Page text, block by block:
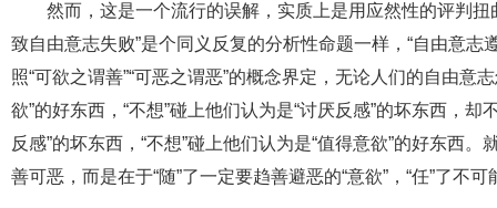
然而，这是一个流行的误解，实质上是用应然性的评判
致自由意志失败”是个同义反复的分析性命题一样，“自由意
照“可欲之谓善”“可恶之谓恶”的概念界定，无论人们的自由意
欲”的好东西，“不想”碰上他们认为是“讨厌反感”的坏东西，
反感”的坏东西，“不想”碰上他们认为是“值得意欲”的好东西
善可恶，而是在于“随”了一定要趋善避恶的“意欲”，“任”了不可